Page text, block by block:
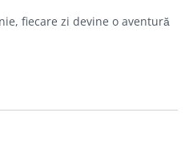
fiecare zi devine o aventură